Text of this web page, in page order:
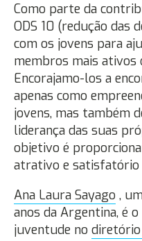
Como parte da
ODS 10 (redução das
com os jovens para
membros mais ativos
Encorajamo-los a
apenas como
jovens, mas também
liderança das suas
objetivo é
atrativo e
Ana Laura Sayago ,
anos da Argentina, é
juventude no diretório